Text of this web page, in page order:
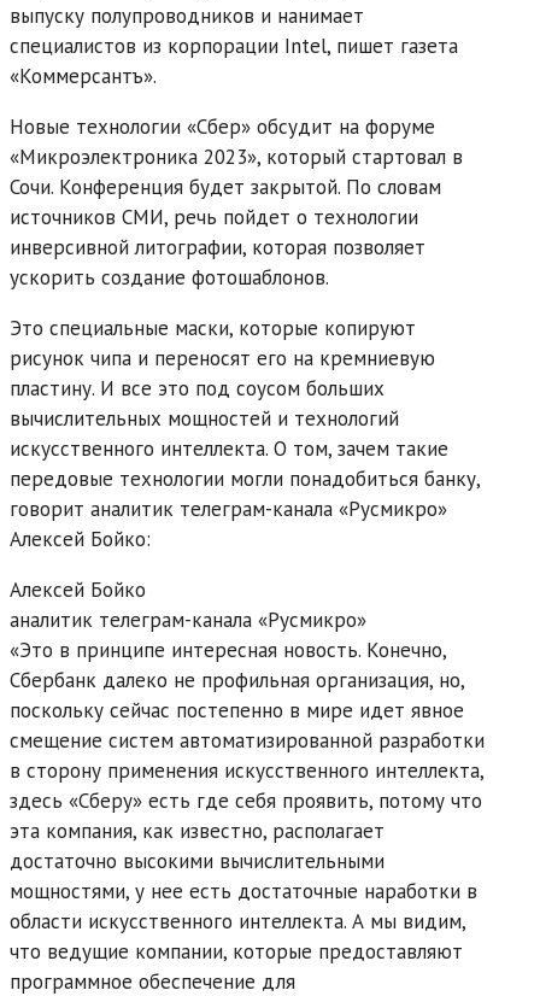
выпуску полупроводников и нанимает
специалистов из корпорации Intel, пишет газета
«Коммерсантъ».
Новые технологии «Сбер» обсудит на форуме
«Микроэлектроника 2023», который стартовал в
Сочи. Конференция будет закрытой. По словам
источников СМИ, речь пойдет о технологии
инверсивной литографии, которая позволяет
ускорить создание фотошаблонов.
Это специальные маски, которые копируют
рисунок чипа и переносят его на кремниевую
пластину. И все это под соусом больших
вычислительных мощностей и технологий
искусственного интеллекта. О том, зачем такие
передовые технологии могли понадобиться банку,
говорит аналитик телеграм-канала «Русмикро»
Алексей Бойко:
Алексей Бойко
аналитик телеграм-канала «Русмикро»
«Это в принципе интересная новость. Конечно,
Сбербанк далеко не профильная организация, но,
поскольку сейчас постепенно в мире идет явное
смещение систем автоматизированной разработки
в сторону применения искусственного интеллекта,
здесь «Сберу» есть где себя проявить, потому что
эта компания, как известно, располагает
достаточно высокими вычислительными
мощностями, у нее есть достаточные наработки в
области искусственного интеллекта. А мы видим,
что ведущие компании, которые предоставляют
программное обеспечение для